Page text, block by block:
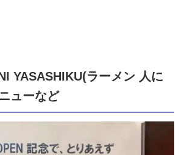
YASASHIKU(ラーメン 人に
ューなど